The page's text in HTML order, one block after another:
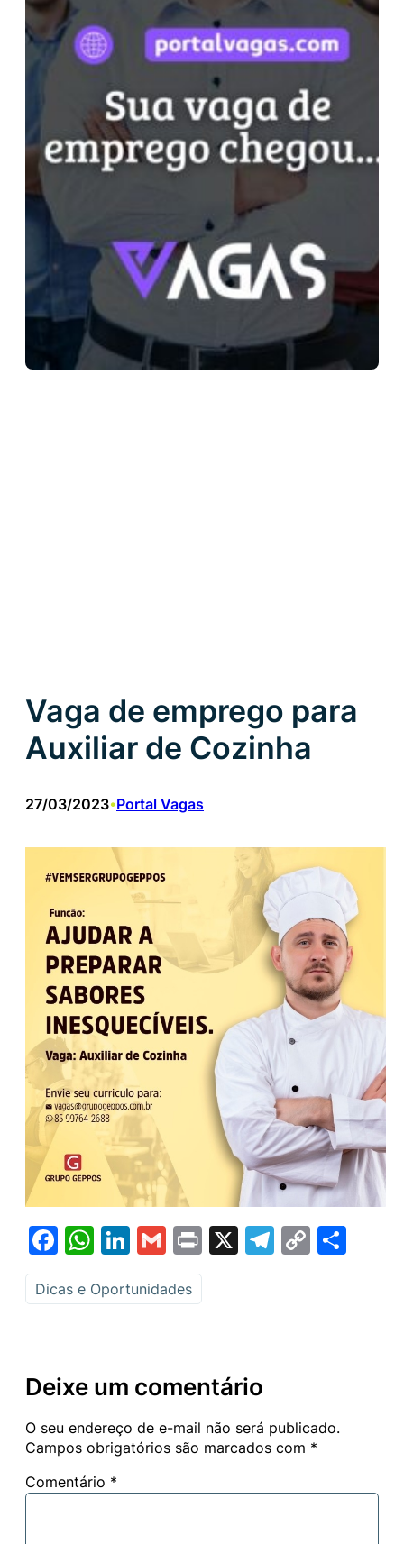
Vaga de emprego para
Auxiliar de Cozinha
27/03/2023•Portal Vagas
Facebook
WhatsApp
LinkedIn
GmailPrint
X Telegram
Copy
Dicas e Oportunidades
Deixe um comentário
O seu endereço de e-mail não será publicado.
Campos obrigatórios são marcados com *
Comentário *